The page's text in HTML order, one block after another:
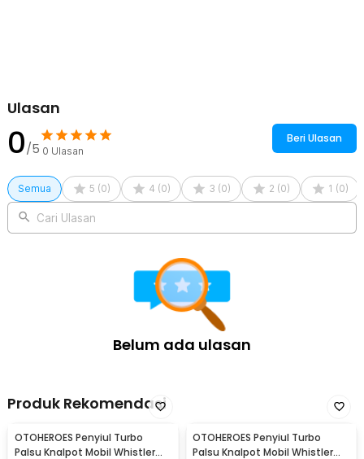
Ulasan
0/5 0 Ulasan
Beri Ulasan
Semua 5 (0) 4 (0) 3 (0) 2 (0) 1 (0)
Cari Ulasan
Belum ada ulasan
Produk Rekomendasi
OTOHEROES Penyiul Turbo
Palsu Knalpot Mobil Whistler
OTOHEROES Penyiul Turbo
Palsu Knalpot Mobil Whistler